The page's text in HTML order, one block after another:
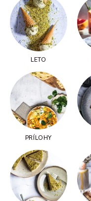
LETO
PRÍLOHY